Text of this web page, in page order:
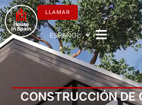
al
contenido
LLAMAR
ESPAÑOL
CONSTRUCCIÓN DE